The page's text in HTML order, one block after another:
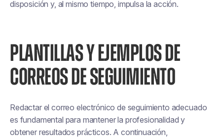
disposición y, al mismo tiempo, impulsa la acción.
PLANTILLAS Y EJEMPLOS DE
CORREOS DE SEGUIMIENTO
Redactar el correo electrónico de seguimiento adecuado
es fundamental para mantener la profesionalidad y
obtener resultados prácticos. A continuación,